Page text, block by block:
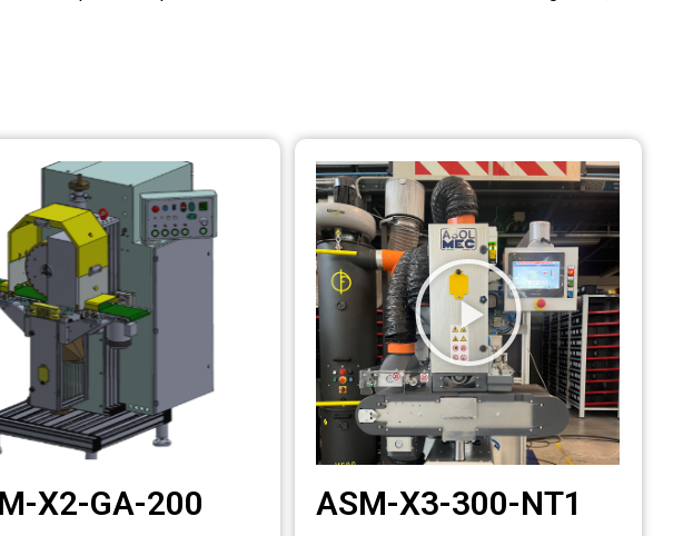
X2-GA-200 ASM-X3-300-NT1